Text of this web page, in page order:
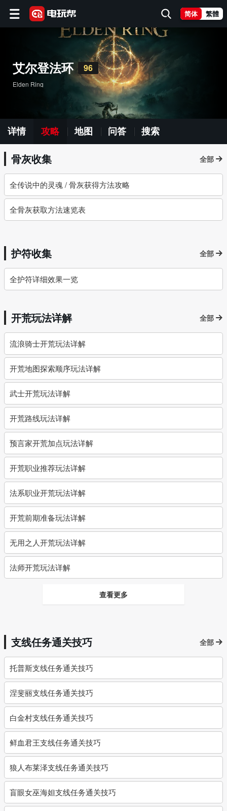
简体 繁體
艾尔登法环 96
Elden Ring
详情 攻略 地图 问答 搜索
骨灰收集 全部
全传说中的灵魂 / 骨灰获得方法攻略
全骨灰获取方法速览表
护符收集 全部
全护符详细效果一览
开荒玩法详解 全部
流浪骑士开荒玩法详解
开荒地图探索顺序玩法详解
武士开荒玩法详解
开荒路线玩法详解
预言家开荒加点玩法详解
开荒职业推荐玩法详解
法系职业开荒玩法详解
开荒前期准备玩法详解
无用之人开荒玩法详解
法师开荒玩法详解
查看更多
支线任务通关技巧 全部
托普斯支线任务通关技巧
涅斐丽支线任务通关技巧
白金村支线任务通关技巧
鲜血君王支线任务通关技巧
狼人布莱泽支线任务通关技巧
盲眼女巫海妲支线任务通关技巧